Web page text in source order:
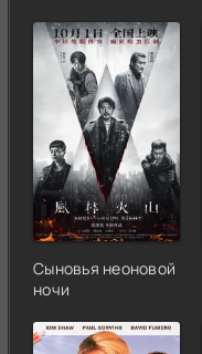
Сыновья неоновой
ночи